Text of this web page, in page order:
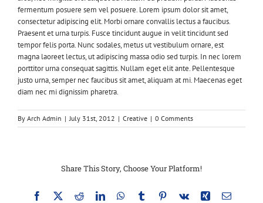
fermentum posuere sem vel posuere. Lorem ipsum dolor sit amet,
consectetur adipiscing elit. Morbi ornare convallis lectus a faucibus.
Praesent et urna turpis. Fusce tincidunt augue in velit tincidunt sed
tempor felis porta. Nunc sodales, metus ut vestibulum ornare, est
magna laoreet lectus, ut adipiscing massa odio sed turpis. In nec lorem
porttitor urna consequat sagittis. Nullam eget elit ante. Pellentesque
justo urna, semper nec faucibus sit amet, aliquam at mi. Maecenas eget
diam nec mi dignissim pharetra.
By Arch Admin | July 31st, 2012 | Creative | 0 Comments
Share This Story, Choose Your Platform!
Facebook
X RedditLinkedInWhatsApp
TumblrPinterest
Vk Xing Email